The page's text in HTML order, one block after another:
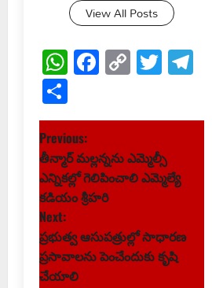
View All Posts
WhatsApp
Facebook
Copy
Link
Twitter
Share
P
o
s
t
n
Previous:
తీన్మార్ మల్లన్నను ఎమ్మెల్సీ
ఎన్నికల్లో గెలిపించాలి ఎమ్మెల్యే
కడియం శ్రీహరి
Next:
ప్రభుత్వ ఆసుపత్రుల్లో సాధారణ
ప్రసావాలను పెంచేందుకు కృషి
చేయాలి